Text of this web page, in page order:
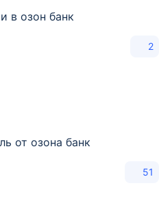
в озон банк
2
от озона банк
51